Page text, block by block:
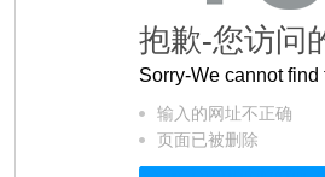
大捡漏！法国轻奢ELLE行李箱，299起抢
抱歉-您访问
Sorry-We cannot find
输入的网址不正确
页面已被删除